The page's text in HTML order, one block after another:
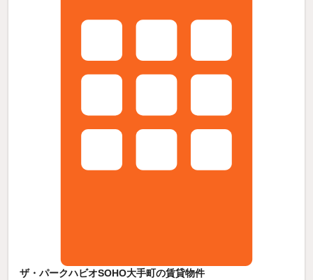
ザ・パークハビオSOHO大手町の賃貸物件